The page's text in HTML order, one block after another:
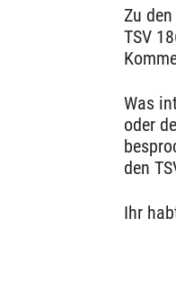
Zu
TSV
Was
oder
den
Ihr